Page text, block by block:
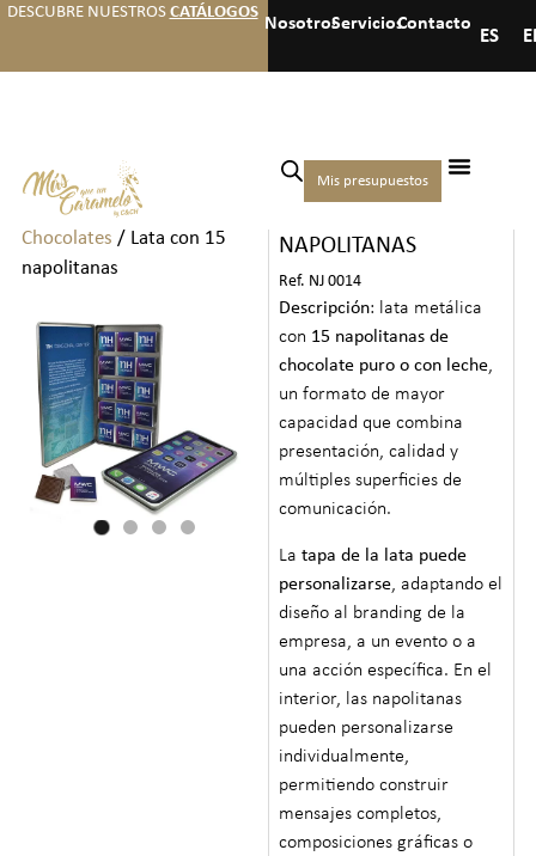
DESCUBRE NUESTROS CATÁLOGOS
NosotrosServiciosContacto
ES
Mis presupuestos
Inicio/ Chocolates
Medianas de Bombones y
Chocolates / Lata con 15
napolitanas
LATA CON 15
NAPOLITANAS
Ref. NJ 0014
Descripción: lata metálica
con 15 napolitanas de
chocolate puro o con leche,
un formato de mayor
capacidad que combina
presentación, calidad y
múltiples superficies de
comunicación.
Latapa de la lata puede
personalizarse, adaptando el
diseño al branding de la
empresa, a un evento o a
una acción específica. En el
interior, las napolitanas
pueden personalizarse
individualmente,
permitiendo construir
mensajes completos,
composiciones gráficas o